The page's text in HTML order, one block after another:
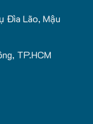
Đìa Lão, Mậu
TP.HCM